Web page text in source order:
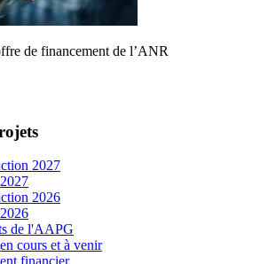
de financement de l’ANR
2027
2026
de l'AAPG
cours et à venir